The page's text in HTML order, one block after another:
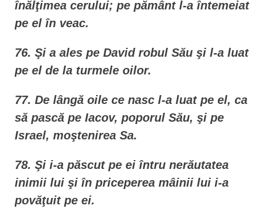
înălţimea cerului; pe pământ l-a întemeiat
pe el în veac.
76. Şi a ales pe David robul Său şi l-a luat
pe el de la turmele oilor.
77. De lângă oile ce nasc l-a luat pe el, ca
să pască pe Iacov, poporul Său, şi pe
Israel, moştenirea Sa.
78. Şi i-a păscut pe ei întru nerăutatea
inimii lui şi în priceperea mâinii lui i-a
povăţuit pe ei.